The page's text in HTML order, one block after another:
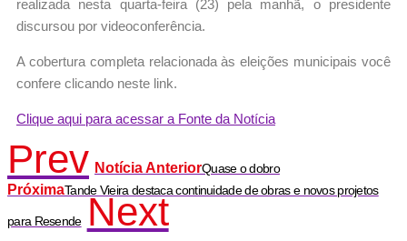
realizada nesta quarta-feira (23) pela manhã, o presidente
discursou por videoconferência.
A cobertura completa relacionada às eleições municipais você
confere clicando neste link.
Clique aqui para acessar a Fonte da Notícia
Prev Notícia AnteriorQuase o dobro
PróximaTande Vieira destaca continuidade de obras e novos projetos
para Resende Next